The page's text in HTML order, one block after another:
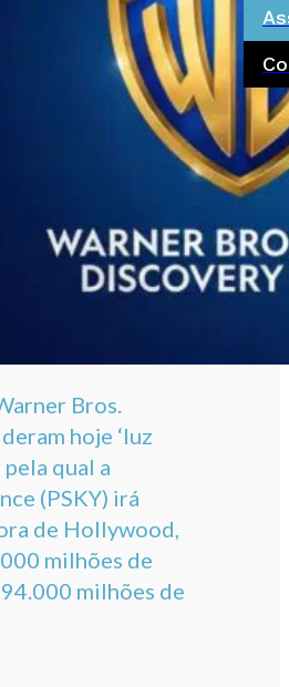
Bros.
hoje ‘luz
pela qual a
(PSKY) irá
de Hollywood,
milhões de
milhões de